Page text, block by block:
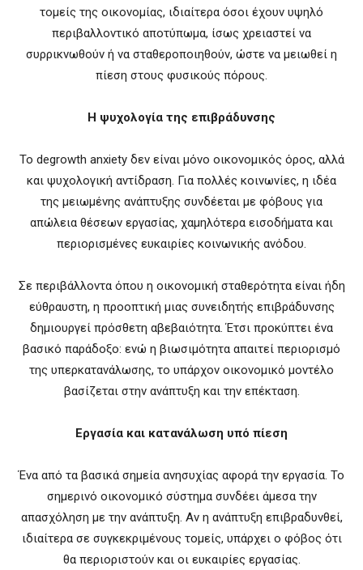
τομείς της οικονομίας, ιδιαίτερα όσοι έχουν υψηλό
περιβαλλοντικό αποτύπωμα, ίσως χρειαστεί να
συρρικνωθούν ή να σταθεροποιηθούν, ώστε να μειωθεί η
πίεση στους φυσικούς πόρους.
Η ψυχολογία της επιβράδυνσης
Το degrowth anxiety δεν είναι μόνο οικονομικός όρος, αλλά
και ψυχολογική αντίδραση. Για πολλές κοινωνίες, η ιδέα
της μειωμένης ανάπτυξης συνδέεται με φόβους για
απώλεια θέσεων εργασίας, χαμηλότερα εισοδήματα και
περιορισμένες ευκαιρίες κοινωνικής ανόδου.
Σε περιβάλλοντα όπου η οικονομική σταθερότητα είναι ήδη
εύθραυστη, η προοπτική μιας συνειδητής επιβράδυνσης
δημιουργεί πρόσθετη αβεβαιότητα. Έτσι προκύπτει ένα
βασικό παράδοξο: ενώ η βιωσιμότητα απαιτεί περιορισμό
της υπερκατανάλωσης, το υπάρχον οικονομικό μοντέλο
βασίζεται στην ανάπτυξη και την επέκταση.
Εργασία και κατανάλωση υπό πίεση
Ένα από τα βασικά σημεία ανησυχίας αφορά την εργασία. Το
σημερινό οικονομικό σύστημα συνδέει άμεσα την
απασχόληση με την ανάπτυξη. Αν η ανάπτυξη επιβραδυνθεί,
ιδιαίτερα σε συγκεκριμένους τομείς, υπάρχει ο φόβος ότι
θα περιοριστούν και οι ευκαιρίες εργασίας.